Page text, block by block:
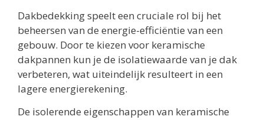
Dakbedekking speelt een cruciale rol bij het
beheersen van de energie-efficiëntie van een
gebouw. Door te kiezen voor keramische
dakpannen kun je de isolatiewaarde van je dak
verbeteren, wat uiteindelijk resulteert in een
lagere energierekening.
De isolerende eigenschappen van keramische